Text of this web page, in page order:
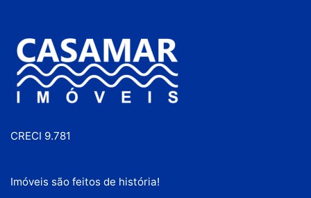
CRECI 9.781
Imóveis são feitos de história!